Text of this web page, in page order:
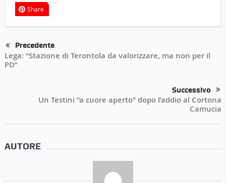
Share
Precedente
Lega: “Stazione di Terontola da valorizzare, ma non per il
PD”
Successivo
Un Testini “a cuore aperto” dopo l’addio al Cortona
Camucia
AUTORE